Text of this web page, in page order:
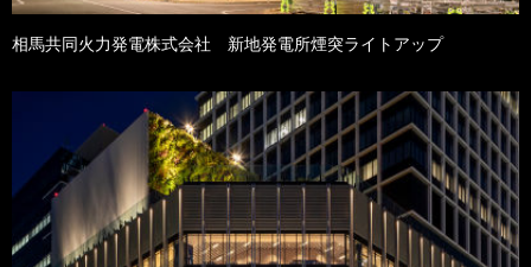
相馬共同火力発電株式会社 新地発電所煙突ライトアップ